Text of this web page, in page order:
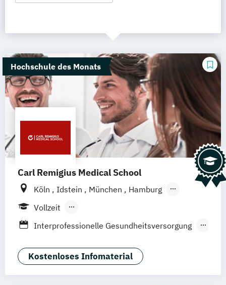
Hochschule des Monats
Carl Remigius Medical School
Köln Idstein München
Hamburg
Frankfurt am Main
Vollzeit
Berufsbegleitendes Präsenzstudium
Interprofessionelle Gesundheitsversorgung
Krisen- und Notfallmanagement
Medizin- und Pflegepädagogik
Kostenloses Infomaterial